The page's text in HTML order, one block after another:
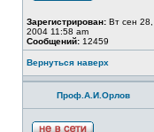
Зарегистрирован: Вт сен 28,
2004 11:58 am
Сообщений: 12459
Вернуться наверх
Проф.А.И.Орлов